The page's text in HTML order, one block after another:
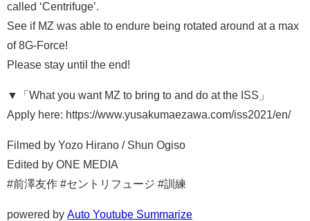
called ‘Centrifuge’.
See if MZ was able to endure being rotated around at a max
of 8G-Force!
Please stay until the end!
▼「What you want MZ to bring to and do at the ISS」
Apply here: https://www.yusakumaezawa.com/iss2021/en/
Filmed by Yozo Hirano / Shun Ogiso
Edited by ONE MEDIA
#前澤友作 #セントリフュージ #訓練
powered by Auto Youtube Summarize